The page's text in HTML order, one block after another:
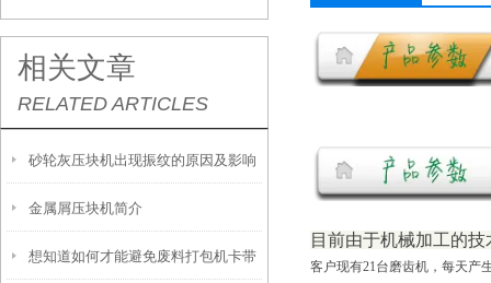
相关文章
RELATED ARTICLES
砂轮灰压块机出现振纹的原因及影响
看完便知
金属屑压块机简介
想知道如何才能避免废料打包机卡带
目前由于机械加工的
客户现有21台磨齿机，每天产